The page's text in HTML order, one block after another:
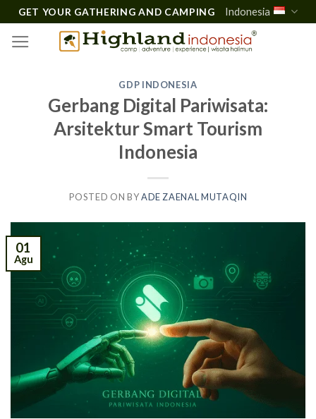
Skip
content
GET YOUR GATHERING AND CAMPING Indonesia
GDP INDONESIA
Gerbang Digital Pariwisata:
Arsitektur Smart Tourism
Indonesia
POSTED ON BYADE ZAENAL MUTAQIN
01
Agu